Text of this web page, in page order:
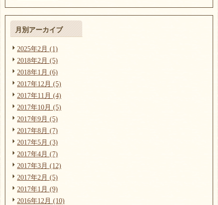
月別アーカイブ
2025年2月 (1)
2018年2月 (5)
2018年1月 (6)
2017年12月 (5)
2017年11月 (4)
2017年10月 (5)
2017年9月 (5)
2017年8月 (7)
2017年5月 (3)
2017年4月 (7)
2017年3月 (12)
2017年2月 (5)
2017年1月 (9)
2016年12月 (10)